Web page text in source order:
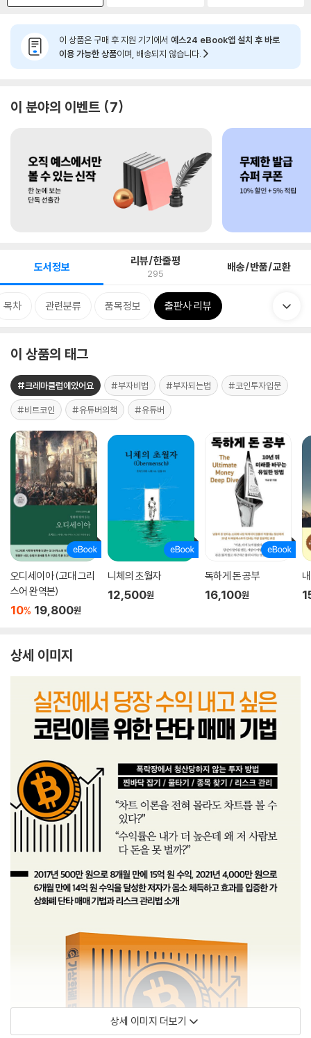
이 상품은 구매 후 지원 기기에서 예스24 eBook앱 설치 후 바로
이용 가능한 상품이며, 배송되지 않습니다.
이 분야의 이벤트 7
도서정보 리뷰/한줄평
295 배송/반품/교환
목차 관련분류 품목정보 출판사 리뷰
이 상품의 태그
#크레마클럽에있어요 #부자비법 #부자되는법 #코인투자입문
#비트코인 #유튜버의책 #유튜버
오디세이아 (고대 그리
스어 완역본)
10% 19,800원
니체의 초월자
12,500원
독하게 돈 공부
16,100원
상세 이미지
상세 이미지 더보기